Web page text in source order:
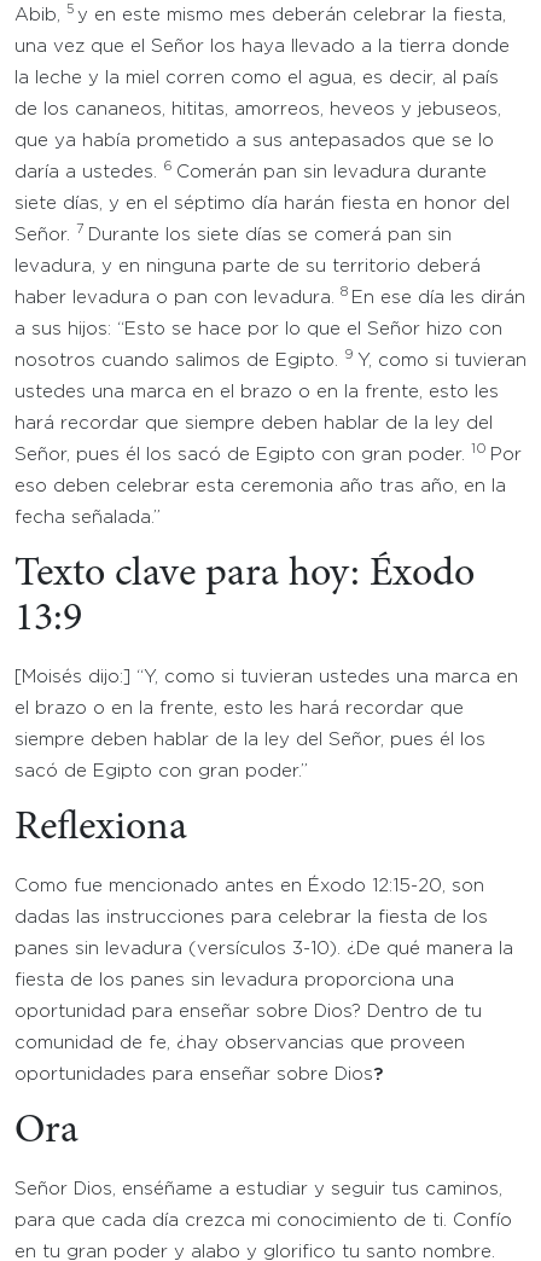
Abib,
5 y en este mismo mes deberán celebrar la fiesta,
una vez que el Señor los haya llevado a la tierra donde
la leche y la miel corren como el agua, es decir, al país
de los cananeos, hititas, amorreos, heveos y jebuseos,
que ya había prometido a sus antepasados que se lo
daría a ustedes.
6 Comerán pan sin levadura durante
siete días, y en el séptimo día harán fiesta en honor del
Señor.
7
Durante los siete días se comerá pan sin
levadura, y en ninguna parte de su territorio deberá
haber levadura o pan con levadura.
8 En ese día les dirán
a sus hijos: “Esto se hace por lo que el Señor hizo con
nosotros cuando salimos de Egipto.
9 Y, como si tuvieran
ustedes una marca en el brazo o en la frente, esto les
hará recordar que siempre deben hablar de la ley del
Señor, pues él los sacó de Egipto con gran poder.
10 Por
eso deben celebrar esta ceremonia año tras año, en la
fecha señalada.”
Texto clave para hoy: Éxodo
13:9
[Moisés dijo:] “Y, como si tuvieran ustedes una marca en
el brazo o en la frente, esto les hará recordar que
siempre deben hablar de la ley del Señor, pues él los
sacó de Egipto con gran poder.”
Reflexiona
Como fue mencionado antes en Éxodo 12:15-20, son
dadas las instrucciones para celebrar la fiesta de los
panes sin levadura (versículos 3-10). ¿De qué manera la
fiesta de los panes sin levadura proporciona una
oportunidad para enseñar sobre Dios? Dentro de tu
comunidad de fe, ¿hay observancias que proveen
oportunidades para enseñar sobre Dios?
Ora
Señor Dios, enséñame a estudiar y seguir tus caminos,
para que cada día crezca mi conocimiento de ti. Confío
en tu gran poder y alabo y glorifico tu santo nombre.